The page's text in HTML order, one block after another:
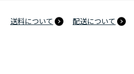
送料について 配送について